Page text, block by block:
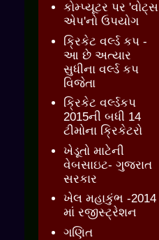
કોમ્પ્યૂટર પર 'વોટ્સ
એપ'નો ઉપયોગ
ક્રિકેટ વર્લ્ડ કપ -
આ છે અત્યાર
સુધીના વર્લ્ડ કપ
વિજેતા
ક્રિકેટ વર્લ્ડકપ
2015ની બધી 14
ટીમોના ક્રિકેટરો
ખેડૂતો માટેની
વેબસાઇટ- ગુજરાત
સરકાર
ખેલ મહાકુંભ -2014
માં રજીસ્ટ્રેશન
ગણિત